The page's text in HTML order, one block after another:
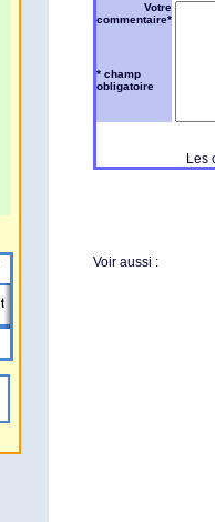
Votre
commentaire*
* champ
obligatoire
Les
Voir aussi :